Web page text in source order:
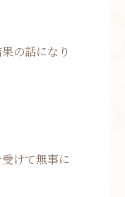
の話になり
けて無事に